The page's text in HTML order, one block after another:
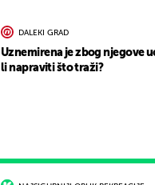
DALEKI GRAD
Uznemirena je zbog njegove
li napraviti što traži?